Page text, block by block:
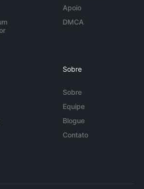
Apoio
DMCA
Sobre
Sobre
Equipe
Blogue
Contato